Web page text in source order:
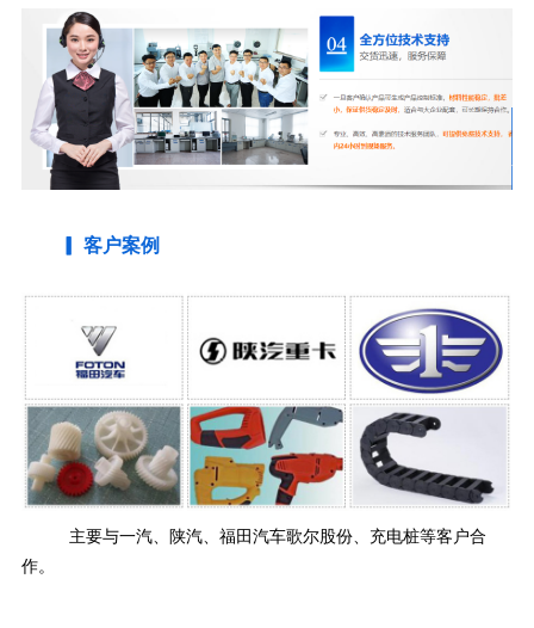
▎ 客户案例
主要与一汽、陕汽、福田汽车歌尔股份、充电桩等客户合
作。